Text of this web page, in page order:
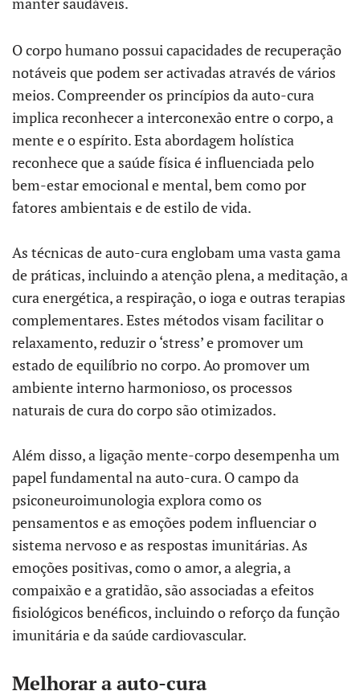
O corpo humano possui capacidades de recuperação
notáveis que podem ser activadas através de vários
meios. Compreender os princípios da auto-cura
implica reconhecer a interconexão entre o corpo, a
mente e o espírito. Esta abordagem holística
reconhece que a saúde física é influenciada pelo
bem-estar emocional e mental, bem como por
fatores ambientais e de estilo de vida.
As técnicas de auto-cura englobam uma vasta gama
de práticas, incluindo a atenção plena, a meditação, a
cura energética, a respiração, o ioga e outras terapias
complementares. Estes métodos visam facilitar o
relaxamento, reduzir o ‘stress’ e promover um
estado de equilíbrio no corpo. Ao promover um
ambiente interno harmonioso, os processos
naturais de cura do corpo são otimizados.
Além disso, a ligação mente-corpo desempenha um
papel fundamental na auto-cura. O campo da
psiconeuroimunologia explora como os
pensamentos e as emoções podem influenciar o
sistema nervoso e as respostas imunitárias. As
emoções positivas, como o amor, a alegria, a
compaixão e a gratidão, são associadas a efeitos
fisiológicos benéficos, incluindo o reforço da função
imunitária e da saúde cardiovascular.
Melhorar a auto-cura